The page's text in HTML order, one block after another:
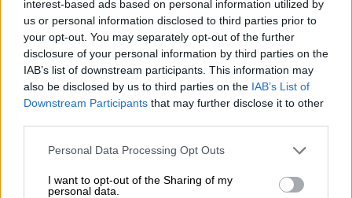
interest-based ads based on personal information utilized by
us or personal information disclosed to third parties prior to
your opt-out. You may separately opt-out of the further
disclosure of your personal information by third parties on the
IAB’s list of downstream participants. This information may
also be disclosed by us to third parties on the IAB’s List of
Downstream Participants that may further disclose it to other
Please note that this website/app uses one or more Google
not limited to your visit or usage behaviour. You may click to
Personal Data Processing Opt Outs
I want to opt-out of the Sharing of my
personal data.
Σε πελάγη ευτυχίας πλέουν η Ελεωνόρα
Ζουγανέλη και η Σπύρος Δημητρίου μετά τον
γάμο τους στις Σπέτσες